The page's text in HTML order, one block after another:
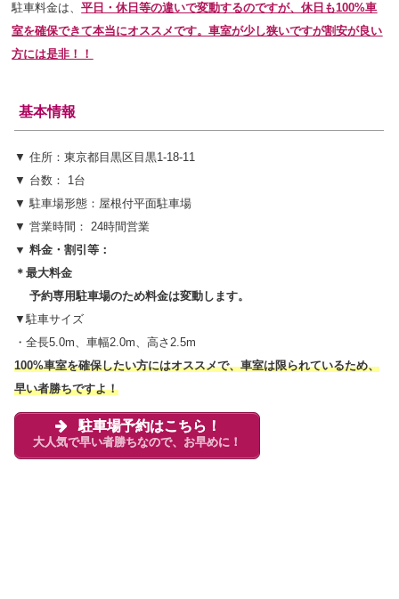
駐車料金は、平日・休日等の違いで変動するのですが、休日も100%車
室を確保できて本当にオススメです。車室が少し狭いですが割安が良い
方には是非！！
基本情報
▼ 住所：東京都目黒区目黒1-18-11
▼ 台数： 1台
▼ 駐車場形態：屋根付平面駐車場
▼ 営業時間： 24時間営業
▼ 料金・割引等：
＊最大料金
予約専用駐車場のため料金は変動します。
▼駐車サイズ
・全長5.0m、車幅2.0m、高さ2.5m
100%車室を確保したい方にはオススメで、車室は限られているため、
早い者勝ちですよ！
駐車場予約はこちら！
大人気で早い者勝ちなので、お早めに！